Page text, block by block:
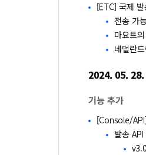
[ETC] 국제
전송 가
마요트
네덜란
2024. 05. 28.
기능 추가
[Console/
발송